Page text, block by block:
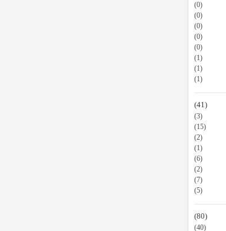
(0)
(0)
(0)
(0)
(0)
(1)
(1)
(1)
(41)
(3)
(15)
(2)
(1)
(6)
(2)
(7)
(5)
(80)
(40)